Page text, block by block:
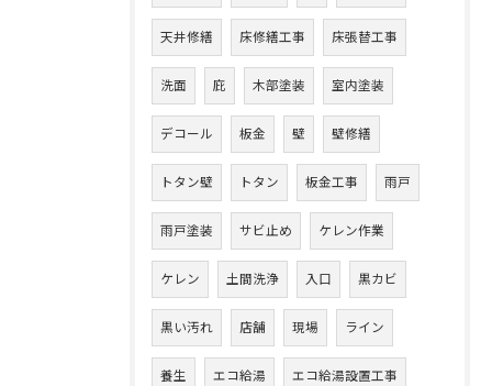
天井修繕 床修繕工事 床張替工事
洗面 庇 木部塗装 室内塗装
デコール 板金 壁 壁修繕
トタン壁 トタン 板金工事 雨戸
雨戸塗装 サビ止め ケレン作業
ケレン 土間洗浄 入口 黒カビ
黒い汚れ 店舗 現場 ライン
養生 エコ給湯 エコ給湯設置工事